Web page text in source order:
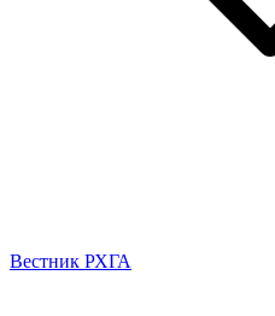
Вестник РХГА